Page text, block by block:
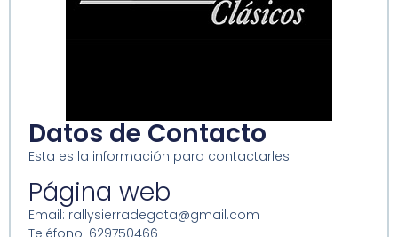
Datos de Contacto
Esta es la información para contactarles:
Página web
Email: rallysierradegata@gmail.com
Teléfono: 629750466